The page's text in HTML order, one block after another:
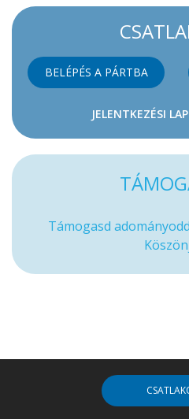
BELÉPÉS A PÁRTBA
JELENTKEZÉSI
Támogasd